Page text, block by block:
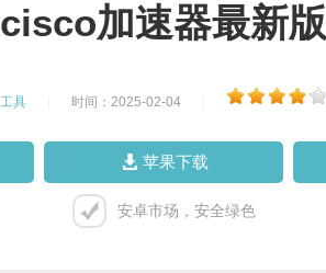
cisco加速器最新版
工具 时间：2025-02-04
苹果下载
安卓市场，安全绿色